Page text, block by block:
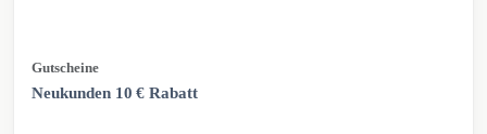
Gutscheine
Neukunden 10 € Rabatt